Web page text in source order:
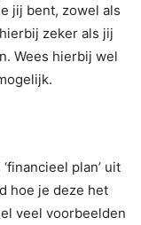
jij bent, zowel als
zeker als jij
Wees hierbij wel
plan’ uit
hoe je deze het
veel voorbeelden